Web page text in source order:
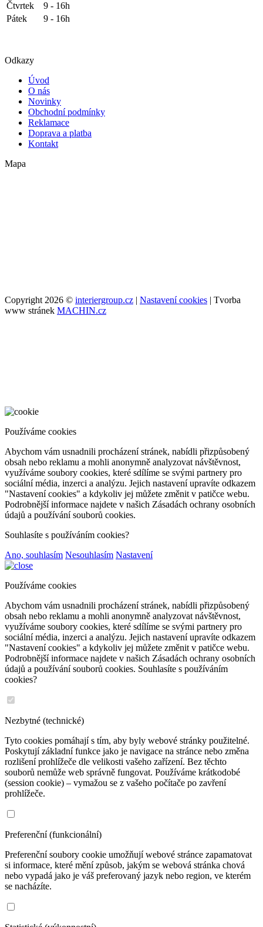
Čtvrtek
9 - 16h
Pátek
9 - 16h
Odkazy
Úvod
O nás
Novinky
Obchodní podmínky
Reklamace
Doprava a platba
Kontakt
Mapa
Copyright 2026 © interiergroup.cz | Nastavení cookies | Tvorba
www stránek MACHIN.cz
Používáme cookies
Abychom vám usnadnili procházení stránek, nabídli přizpůsobený
obsah nebo reklamu a mohli anonymně analyzovat návštěvnost,
využíváme soubory cookies, které sdílíme se svými partnery pro
sociální média, inzerci a analýzu. Jejich nastavení upravíte odkazem
"Nastavení cookies" a kdykoliv jej můžete změnit v patičce webu.
Podrobnější informace najdete v našich Zásadách ochrany osobních
údajů a používání souborů cookies.
Souhlasíte s používáním cookies?
Ano, souhlasím Nesouhlasím Nastavení
Používáme cookies
Abychom vám usnadnili procházení stránek, nabídli přizpůsobený
obsah nebo reklamu a mohli anonymně analyzovat návštěvnost,
využíváme soubory cookies, které sdílíme se svými partnery pro
sociální média, inzerci a analýzu. Jejich nastavení upravíte odkazem
"Nastavení cookies" a kdykoliv jej můžete změnit v patičce webu.
Podrobnější informace najdete v našich Zásadách ochrany osobních
údajů a používání souborů cookies. Souhlasíte s používáním
cookies?
Nezbytné (technické)
Tyto cookies pomáhají s tím, aby byly webové stránky použitelné.
Poskytují základní funkce jako je navigace na stránce nebo změna
rozlišení prohlížeče dle velikosti vašeho zařízení. Bez těchto
souborů nemůže web správně fungovat. Používáme krátkodobé
(session cookie) – vymažou se z vašeho počítače po zavření
prohlížeče.
Preferenční (funkcionální)
Preferenční soubory cookie umožňují webové stránce zapamatovat
si informace, které mění způsob, jakým se webová stránka chová
nebo vypadá jako je váš preferovaný jazyk nebo region, ve kterém
se nacházíte.